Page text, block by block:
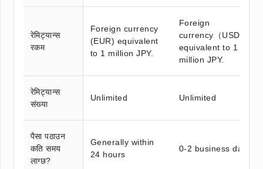
रेमिट्यान्स
रकम
Foreign currency
(EUR) equivalent
to 1 million JPY.
Foreign
currency（USD）
equivalent to 1
million JPY.
रेमिट्यान्स
संख्या
Unlimited Unlimited
पैसा पठाउन
कति समय
लाग्छ?
Generally within
24 hours
0-2 business days